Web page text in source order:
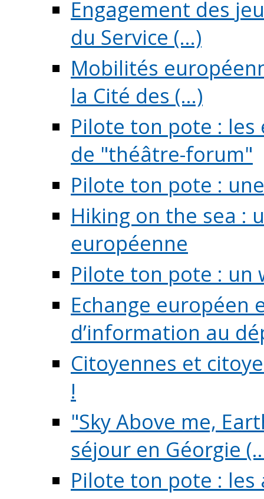
Engagement des
du Service (...)
Mobilités
la Cité des (...)
Pilote ton pote :
de "théâtre-forum"
Pilote ton pote :
Hiking on the sea :
européenne
Pilote ton pote : un
Echange européen
d’information au
Citoyennes et
!
"Sky Above me,
séjour en Géorgie
Pilote ton pote :